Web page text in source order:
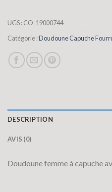
UGS :CO-19000744
Catégorie :Doudoune Capuche
DESCRIPTION
AVIS (0)
Doudoune femme à capuche